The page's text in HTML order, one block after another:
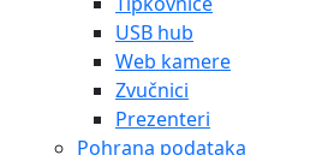
USB hub
Web kamere
Zvučnici
Prezenteri
Pohrana podataka